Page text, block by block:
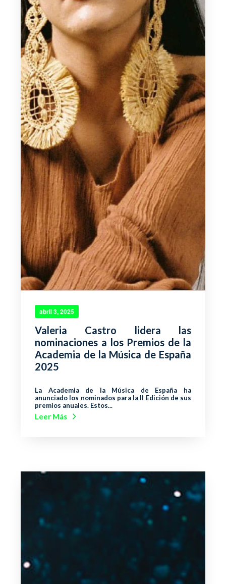
abril 3, 2025
Valeria Castro lidera las
nominaciones a los Premios de la
Academia de la Música de España
2025
La Academia de la Música de España ha
anunciado los nominados para la II Edición de sus
premios anuales. Estos...
Leer Más